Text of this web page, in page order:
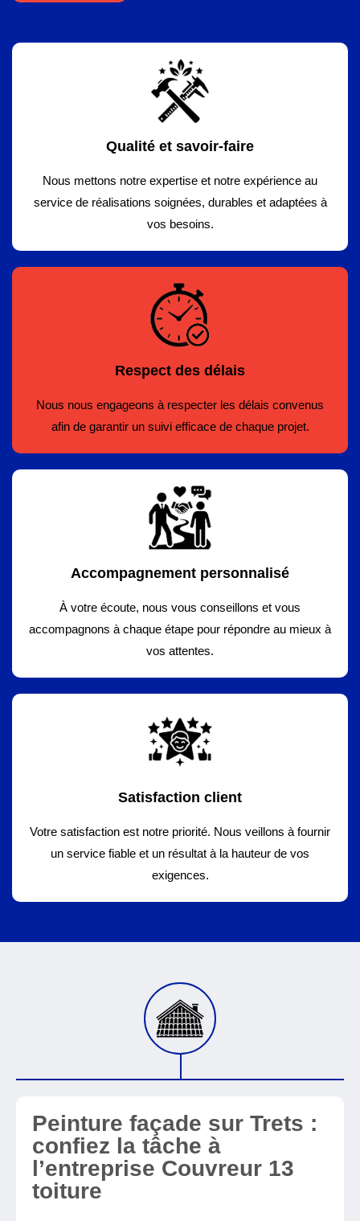
Qualité et savoir-faire
Nous mettons notre expertise et notre expérience au
service de réalisations soignées, durables et adaptées à
vos besoins.
Respect des délais
Nous nous engageons à respecter les délais convenus
afin de garantir un suivi efficace de chaque projet.
Accompagnement personnalisé
À votre écoute, nous vous conseillons et vous
accompagnons à chaque étape pour répondre au mieux à
vos attentes.
Satisfaction client
Votre satisfaction est notre priorité. Nous veillons à fournir
un service fiable et un résultat à la hauteur de vos
exigences.
Peinture façade sur Trets :
confiez la tâche à
l’entreprise Couvreur 13
toiture